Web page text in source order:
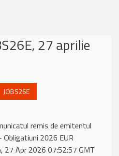
27 aprilie
JOBS26E
remis de emitentul
Obligatiuni 2026 EUR
27 Apr 2026 07:52:57 GMT